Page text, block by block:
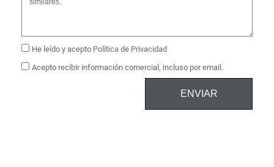
He leído y acepto Política de Privacidad
Acepto recibir información comercial, incluso por email.
ENVIAR